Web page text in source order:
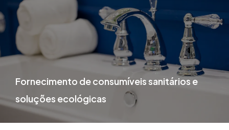
Fornecimento de consumíveis sanitários e
soluções ecológicas